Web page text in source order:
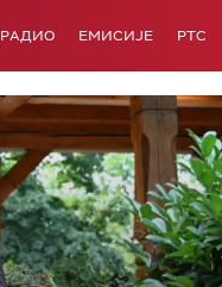
РАДИО ЕМИСИЈЕ РТС